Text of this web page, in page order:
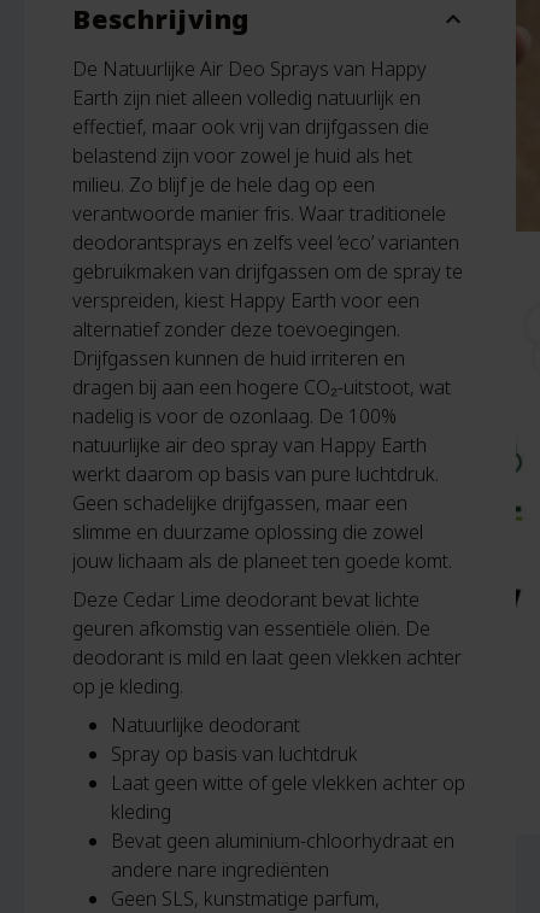
Beschrijving expand_more
De Natuurlijke Air Deo Sprays van Happy
Earth zijn niet alleen volledig natuurlijk en
effectief, maar ook vrij van drijfgassen die
belastend zijn voor zowel je huid als het
milieu. Zo blijf je de hele dag op een
verantwoorde manier fris. Waar traditionele
deodorantsprays en zelfs veel ‘eco’ varianten
gebruikmaken van drijfgassen om de spray te
verspreiden, kiest Happy Earth voor een
alternatief zonder deze toevoegingen.
Drijfgassen kunnen de huid irriteren en
dragen bij aan een hogere CO₂-uitstoot, wat
nadelig is voor de ozonlaag. De 100%
natuurlijke air deo spray van Happy Earth
werkt daarom op basis van pure luchtdruk.
Geen schadelijke drijfgassen, maar een
slimme en duurzame oplossing die zowel
jouw lichaam als de planeet ten goede komt.
Deze Cedar Lime deodorant bevat lichte
geuren afkomstig van essentiële oliën. De
deodorant is mild en laat geen vlekken achter
op je kleding.
Natuurlijke deodorant
Spray op basis van luchtdruk
Laat geen witte of gele vlekken achter op
kleding
Bevat geen aluminium-chloorhydraat en
andere nare ingrediënten
Geen SLS, kunstmatige parfum,